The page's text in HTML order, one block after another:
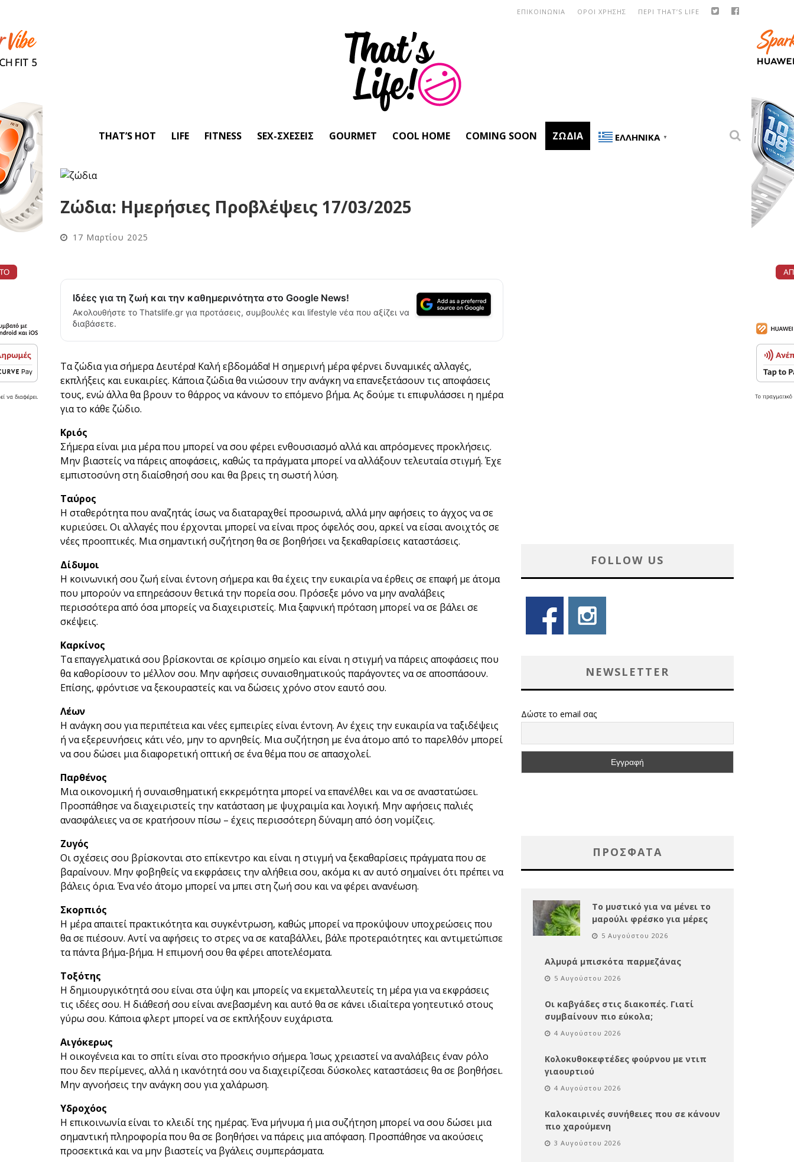
ΠΕΡΙ THAT’S LIFE
ΟΡΟΙ ΧΡΗΣΗΣ
ΕΠΙΚΟΙΝΩΝΙΑ
THAT’S HOT LIFE FITNESS SEX-ΣΧΈΣΕΙΣ GOURMET COOL HOME COMING SOON ΖΏΔΙΑ ΕΛΛΗΝΙΚΆ ▼
Ζώδια: Ημερήσιες Προβλέψεις 17/03/2025
17 Μαρτίου 2025
Ιδέες για τη ζωή και την καθημερινότητα στο Google News!
Ακολουθήστε το Thatslife.gr για προτάσεις, συμβουλές και lifestyle νέα που αξίζει να
διαβάσετε.
Τα ζώδια για σήμερα Δευτέρα! Καλή εβδομάδα! Η σημερινή μέρα φέρνει δυναμικές αλλαγές,
εκπλήξεις και ευκαιρίες. Κάποια ζώδια θα νιώσουν την ανάγκη να επανεξετάσουν τις αποφάσεις
τους, ενώ άλλα θα βρουν το θάρρος να κάνουν το επόμενο βήμα. Ας δούμε τι επιφυλάσσει η ημέρα
για το κάθε ζώδιο.
Κριός
Σήμερα είναι μια μέρα που μπορεί να σου φέρει ενθουσιασμό αλλά και απρόσμενες προκλήσεις.
Μην βιαστείς να πάρεις αποφάσεις, καθώς τα πράγματα μπορεί να αλλάξουν τελευταία στιγμή. Έχε
εμπιστοσύνη στη διαίσθησή σου και θα βρεις τη σωστή λύση.
Ταύρος
Η σταθερότητα που αναζητάς ίσως να διαταραχθεί προσωρινά, αλλά μην αφήσεις το άγχος να σε
κυριεύσει. Οι αλλαγές που έρχονται μπορεί να είναι προς όφελός σου, αρκεί να είσαι ανοιχτός σε
νέες προοπτικές. Μια σημαντική συζήτηση θα σε βοηθήσει να ξεκαθαρίσεις καταστάσεις.
Δίδυμοι
Η κοινωνική σου ζωή είναι έντονη σήμερα και θα έχεις την ευκαιρία να έρθεις σε επαφή με άτομα
που μπορούν να επηρεάσουν θετικά την πορεία σου. Πρόσεξε μόνο να μην αναλάβεις
περισσότερα από όσα μπορείς να διαχειριστείς. Μια ξαφνική πρόταση μπορεί να σε βάλει σε
σκέψεις.
Καρκίνος
Τα επαγγελματικά σου βρίσκονται σε κρίσιμο σημείο και είναι η στιγμή να πάρεις αποφάσεις που
θα καθορίσουν το μέλλον σου. Μην αφήσεις συναισθηματικούς παράγοντες να σε αποσπάσουν.
Επίσης, φρόντισε να ξεκουραστείς και να δώσεις χρόνο στον εαυτό σου.
Λέων
Η ανάγκη σου για περιπέτεια και νέες εμπειρίες είναι έντονη. Αν έχεις την ευκαιρία να ταξιδέψεις
ή να εξερευνήσεις κάτι νέο, μην το αρνηθείς. Μια συζήτηση με ένα άτομο από το παρελθόν μπορεί
να σου δώσει μια διαφορετική οπτική σε ένα θέμα που σε απασχολεί.
Παρθένος
Μια οικονομική ή συναισθηματική εκκρεμότητα μπορεί να επανέλθει και να σε αναστατώσει.
Προσπάθησε να διαχειριστείς την κατάσταση με ψυχραιμία και λογική. Μην αφήσεις παλιές
ανασφάλειες να σε κρατήσουν πίσω – έχεις περισσότερη δύναμη από όση νομίζεις.
Ζυγός
Οι σχέσεις σου βρίσκονται στο επίκεντρο και είναι η στιγμή να ξεκαθαρίσεις πράγματα που σε
βαραίνουν. Μην φοβηθείς να εκφράσεις την αλήθεια σου, ακόμα κι αν αυτό σημαίνει ότι πρέπει να
βάλεις όρια. Ένα νέο άτομο μπορεί να μπει στη ζωή σου και να φέρει ανανέωση.
Σκορπιός
Η μέρα απαιτεί πρακτικότητα και συγκέντρωση, καθώς μπορεί να προκύψουν υποχρεώσεις που
θα σε πιέσουν. Αντί να αφήσεις το στρες να σε καταβάλλει, βάλε προτεραιότητες και αντιμετώπισε
τα πάντα βήμα-βήμα. Η επιμονή σου θα φέρει αποτελέσματα.
Τοξότης
Η δημιουργικότητά σου είναι στα ύψη και μπορείς να εκμεταλλευτείς τη μέρα για να εκφράσεις
τις ιδέες σου. Η διάθεσή σου είναι ανεβασμένη και αυτό θα σε κάνει ιδιαίτερα γοητευτικό στους
γύρω σου. Κάποια φλερτ μπορεί να σε εκπλήξουν ευχάριστα.
Αιγόκερως
Η οικογένεια και το σπίτι είναι στο προσκήνιο σήμερα. Ίσως χρειαστεί να αναλάβεις έναν ρόλο
που δεν περίμενες, αλλά η ικανότητά σου να διαχειρίζεσαι δύσκολες καταστάσεις θα σε βοηθήσει.
Μην αγνοήσεις την ανάγκη σου για χαλάρωση.
Υδροχόος
Η επικοινωνία είναι το κλειδί της ημέρας. Ένα μήνυμα ή μια συζήτηση μπορεί να σου δώσει μια
σημαντική πληροφορία που θα σε βοηθήσει να πάρεις μια απόφαση. Προσπάθησε να ακούσεις
προσεκτικά και να μην βιαστείς να βγάλεις συμπεράσματα.
FOLLOW US
NEWSLETTER
Δώστε το email σας
ΠΡΌΣΦΑΤΑ
Το μυστικό για να μένει το
μαρούλι φρέσκο για μέρες
5 Αυγούστου 2026
Αλμυρά μπισκότα παρμεζάνας
5 Αυγούστου 2026
Οι καβγάδες στις διακοπές. Γιατί
συμβαίνουν πιο εύκολα;
4 Αυγούστου 2026
Κολοκυθοκεφτέδες φούρνου με ντιπ
γιαουρτιού
4 Αυγούστου 2026
Καλοκαιρινές συνήθειες που σε κάνουν
πιο χαρούμενη
3 Αυγούστου 2026